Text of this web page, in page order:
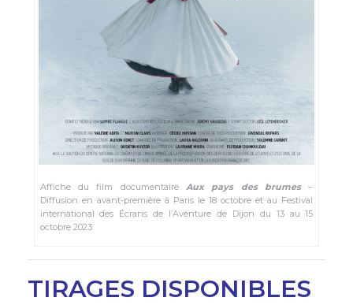
Affiche du film documentaire Aux pays des brumes–
Diffusion en avant-première à Paris le 18 octobre et au Festival
international des Écrans de l’Aventure de Dijon du 13 au 15
octobre 2023.
TIRAGES DISPONIBLES